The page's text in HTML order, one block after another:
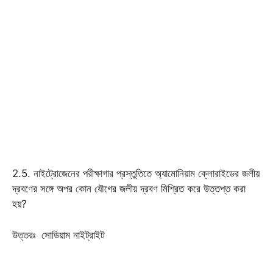
2.5. নাইট্রোজেনের পরীক্ষাগার প্রস্তুতিতে অ্যামোনিয়াম ক্লোরাইডের জলীয়
দ্রবণের সঙ্গে অপর কোন যৌগের জলীয় দ্রবণ মিশ্রিত করে উত্তপ্ত করা
হয়?
উত্তরঃ সোডিয়াম নাইট্রাইট